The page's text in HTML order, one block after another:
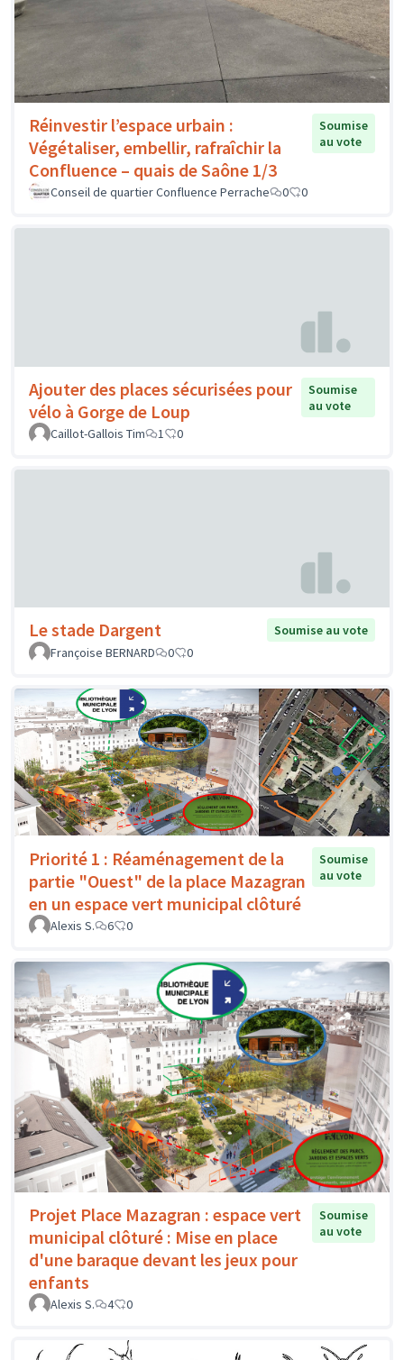
Réinvestir l’espace urbain :
Végétaliser, embellir, rafraîchir la
Confluence – quais de Saône 1/3
Soumise
au vote
Conseil de quartier Confluence Perrache 0 0
Ajouter des places sécurisées pour
vélo à Gorge de Loup
Soumise
au vote
Caillot-Gallois Tim
1 0
Le stade Dargent
Soumise au vote
Françoise BERNARD
0 0
Priorité 1 : Réaménagement de la
partie "Ouest" de la place Mazagran
en un espace vert municipal clôturé
Soumise
au vote
Alexis S. 6 0
Projet Place Mazagran : espace vert
municipal clôturé : Mise en place
d'une baraque devant les jeux pour
enfants
Soumise
au vote
Alexis S. 4 0